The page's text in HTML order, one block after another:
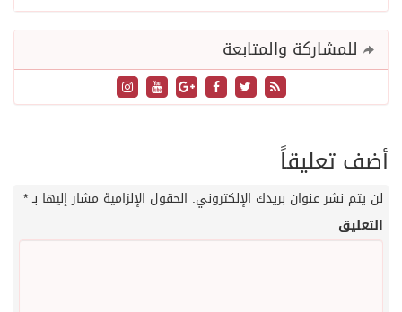
للمشاركة والمتابعة
أضف تعليقاً
لن يتم نشر عنوان بريدك الإلكتروني. الحقول الإلزامية مشار إليها بـ*
التعليق